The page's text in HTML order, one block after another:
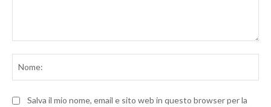
Salva il mio nome, email e sito web in questo browser per la